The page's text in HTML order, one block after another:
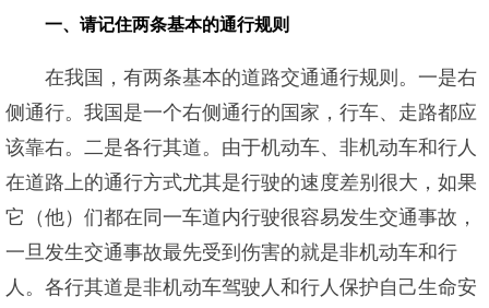
一、请记住两条基本的通行规则
在我国，有两条基本的道路交通通行规则。一是右
侧通行。我国是一个右侧通行的国家，行车、走路都应
该靠右。二是各行其道。由于机动车、非机动车和行人
在道路上的通行方式尤其是行驶的速度差别很大，如果
它（他）们都在同一车道内行驶很容易发生交通事故，
一旦发生交通事故最先受到伤害的就是非机动车和行
人。各行其道是非机动车驾驶人和行人保护自己生命安